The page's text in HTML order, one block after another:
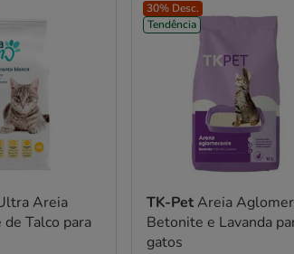
Areia
Talco para
30% Desc.
Tendência
TK-PetAreia
Betonite e Lavanda
gatos